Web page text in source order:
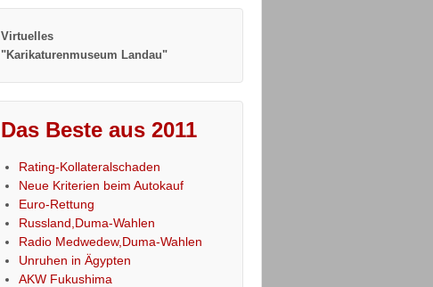
Virtuelles
"Karikaturenmuseum Landau"
Das Beste aus 2011
Rating-Kollateralschaden
Neue Kriterien beim Autokauf
Euro-Rettung
Russland,Duma-Wahlen
Radio Medwedew,Duma-Wahlen
Unruhen in Ägypten
AKW Fukushima